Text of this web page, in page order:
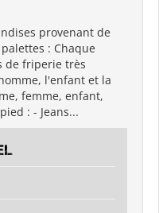
provenant de
: Chaque
de friperie très
l'enfant et la
femme, enfant,
: - Jeans...